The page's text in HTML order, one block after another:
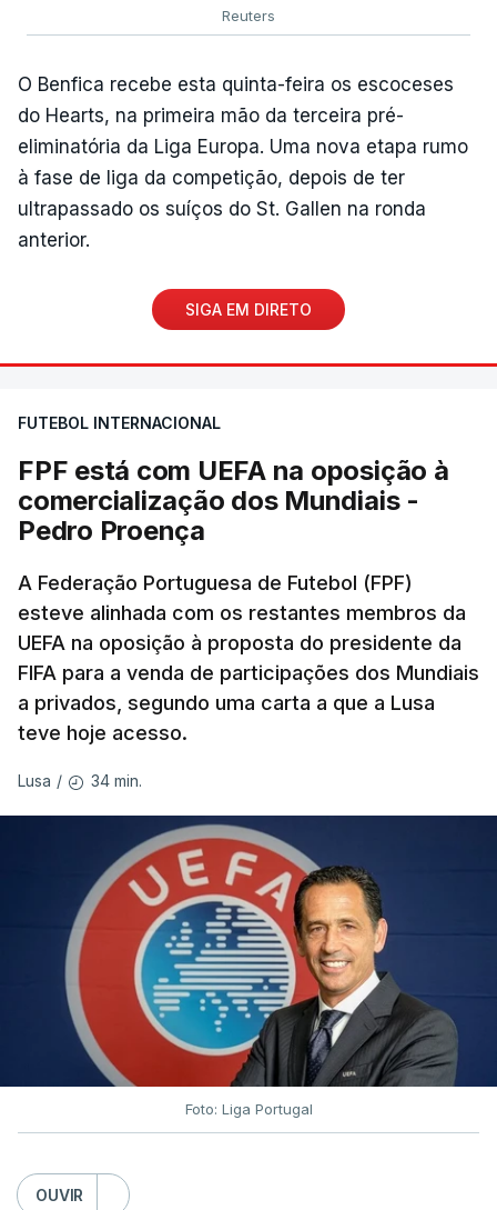
Reuters
O Benfica recebe esta quinta-feira os escoceses
do Hearts, na primeira mão da terceira pré-
eliminatória da Liga Europa. Uma nova etapa rumo
à fase de liga da competição, depois de ter
ultrapassado os suíços do St. Gallen na ronda
anterior.
SIGA EM DIRETO
FUTEBOL INTERNACIONAL
FPF está com UEFA na oposição à
comercialização dos Mundiais -
Pedro Proença
A Federação Portuguesa de Futebol (FPF)
esteve alinhada com os restantes membros da
UEFA na oposição à proposta do presidente da
FIFA para a venda de participações dos Mundiais
a privados, segundo uma carta a que a Lusa
teve hoje acesso.
Lusa / 34 min.
Foto: Liga Portugal
OUVIR